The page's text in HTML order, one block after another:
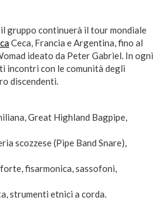
gruppo continuerà il tour mondiale
Ceca, Francia e Argentina, fino al
ideato da Peter Gabriel. In ogni
incontri con le comunità degli
discendenti.
Great Highland Bagpipe,
scozzese (Pipe Band Snare),
fisarmonica, sassofoni,
strumenti etnici a corda.